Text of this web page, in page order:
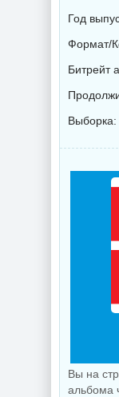
Год
Формат/
Битрейт
Выборка:
Вы на
альбома